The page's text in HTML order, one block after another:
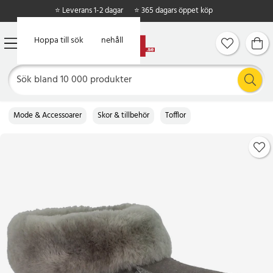
Hoppa till huvudinnehåll
Hoppa till sök
⭐ Leverans 1-2 dagar ⭐ 365 dagars öppet köp
Mode & Accessoarer Skor & tillbehör Tofflor